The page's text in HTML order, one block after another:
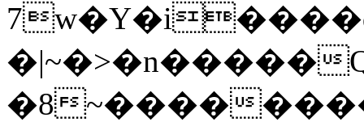
�|~�>�n�����
�8~����